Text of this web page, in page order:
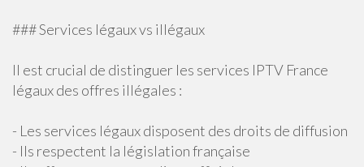
### Services légaux vs illégaux
Il est crucial de distinguer les services IPTV France
légaux des offres illégales :
- Les services légaux disposent des droits de diffusion
- Ils respectent la législation française